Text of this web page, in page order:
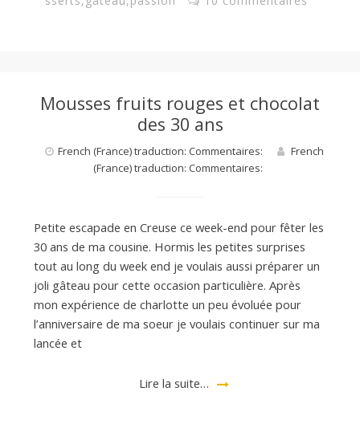
Mousses fruits rouges et chocolat
des 30 ans
French (France) traduction: Commentaires:
French
(France) traduction: Commentaires:
Petite escapade en Creuse ce week-end pour fêter les
30 ans de ma cousine. Hormis les petites surprises
tout au long du week end je voulais aussi préparer un
joli gâteau pour cette occasion particulière. Après
mon expérience de charlotte un peu évoluée pour
l’anniversaire de ma soeur je voulais continuer sur ma
lancée et
Lire la suite…